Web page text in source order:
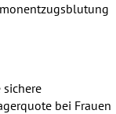
bei Frauen